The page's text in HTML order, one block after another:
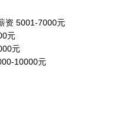
资 5001-7000元
元
元
10000元